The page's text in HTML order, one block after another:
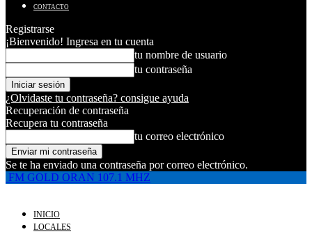
CONTACTO
Registrarse
¡Bienvenido! Ingresa en tu cuenta
tu nombre de usuario
tu contraseña
¿Olvidaste tu contraseña? consigue ayuda
Recuperación de contraseña
Recupera tu contraseña
tu correo electrónico
Se te ha enviado una contraseña por correo electrónico.
FM GOLD ORAN 107.1 MHZ
INICIO
LOCALES